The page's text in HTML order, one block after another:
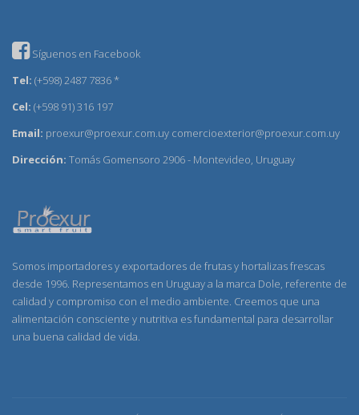
Síguenos en Facebook
Tel: (+598) 2487 7836 *
Cel: (+598 91) 316 197
Email: proexur@proexur.com.uy comercioexterior@proexur.com.uy
Dirección: Tomás Gomensoro 2906 - Montevideo, Uruguay
Somos importadores y exportadores de frutas y hortalizas frescas
desde 1996. Representamos en Uruguay a la marca Dole, referente de
calidad y compromiso con el medio ambiente. Creemos que una
alimentación consciente y nutritiva es fundamental para desarrollar
una buena calidad de vida.